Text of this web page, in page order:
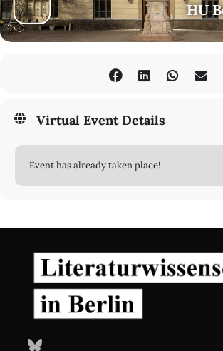
HU
Virtual Event Details
Event has already taken place!
Bluesky